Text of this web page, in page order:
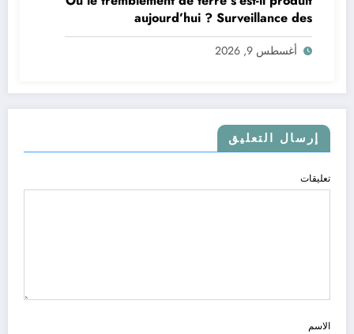
aujourd’hui ? Surveillance des
tremblements de terre dans le monde&
أغسطس 9, 2026
إرسال التعليق
تعليقات
الاسم